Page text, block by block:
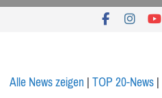
Alle News zeigen|TOP 20-News|